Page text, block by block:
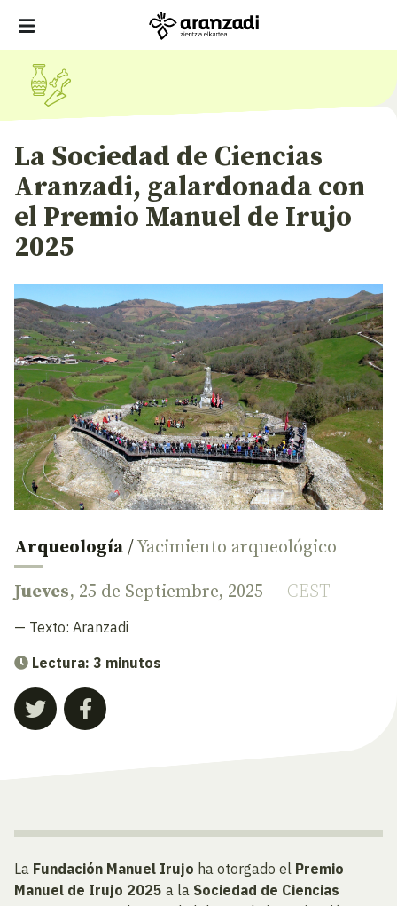
La Sociedad de Ciencias
Aranzadi, galardonada con
el Premio Manuel de Irujo
2025
Arqueología /Yacimiento arqueológico
Jueves, 25 de Septiembre, 2025 — CEST
— Texto: Aranzadi
Lectura: 3 minutos
La Fundación Manuel Irujo ha otorgado el Premio
Manuel de Irujo 2025 a la Sociedad de Ciencias